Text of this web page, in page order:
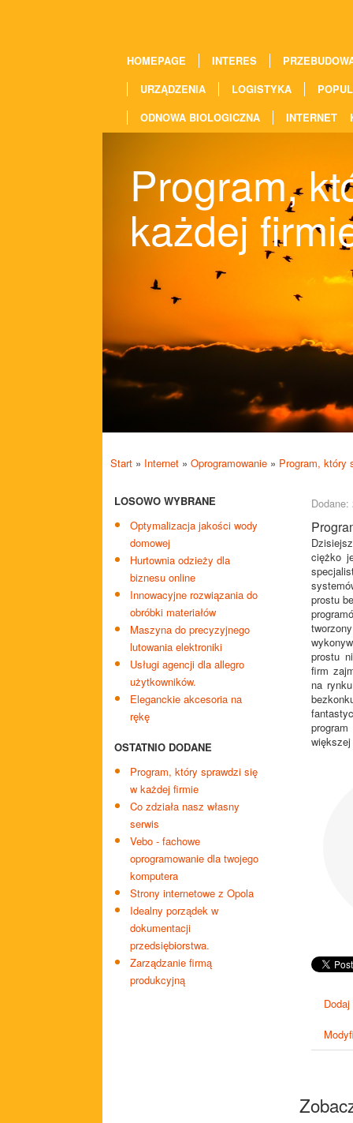
HOMEPAGE INTERES
URZĄDZENIA
LOGISTYKA
ODNOWA BIOLOGICZNA
INTERNET
Program,
każdej
Start » Internet » Oprogramowanie » Program, który
LOSOWO WYBRANE
Optymalizacja jakości wody
domowej
Hurtownia odzieży dla
biznesu online
Innowacyjne rozwiązania do
obróbki materiałów
Maszyna do precyzyjnego
lutowania elektroniki
Usługi agencji dla allegro
użytkowników.
Eleganckie akcesoria na
rękę
OSTATNIO DODANE
Program, który sprawdzi się
w każdej firmie
Co zdziała nasz własny
serwis
Vebo - fachowe
oprogramowanie dla twojego
komputera
Strony internetowe z Opola
Idealny porządek w
dokumentacji
przedsiębiorstwa.
Zarządzanie firmą
produkcyjną
Dodane:
ciężko
prostu
prostu
firm
na